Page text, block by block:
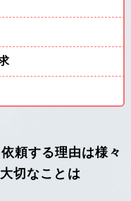
頼する理由は様々
切なことは